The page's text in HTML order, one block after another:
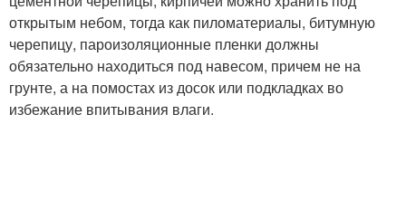
открытым небом, тогда как пиломатериалы, битумную
черепицу, пароизоляционные пленки должны
обязательно находиться под навесом, причем не на
грунте, а на помостах из досок или подкладках во
избежание впитывания влаги.